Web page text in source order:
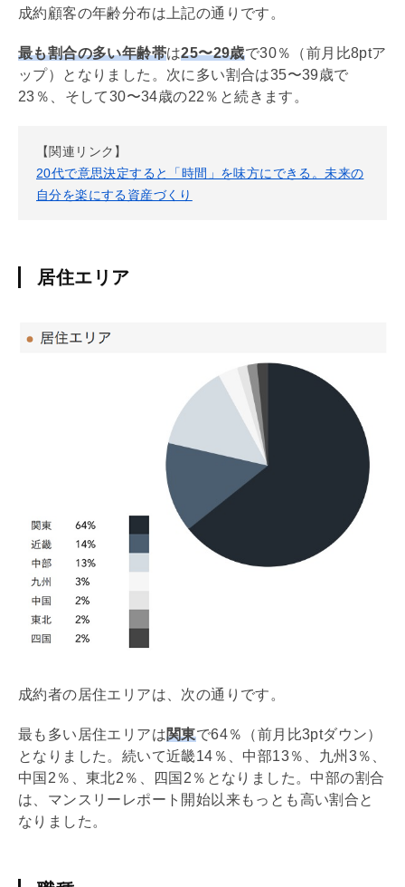
成約顧客の年齢分布は上記の通りです。
最も割合の多い年齢帯は25〜29歳で30％（前月比8ptア
ップ）となりました。次に多い割合は35〜39歳で
23％、そして30〜34歳の22％と続きます。
【関連リンク】
20代で意思決定すると「時間」を味方にできる。未来の
自分を楽にする資産づくり
居住エリア
成約者の居住エリアは、次の通りです。
最も多い居住エリアは関東で64％（前月比3ptダウン）
となりました。続いて近畿14％、中部13％、九州3％、
中国2％、東北2％、四国2％となりました。中部の割合
は、マンスリーレポート開始以来もっとも高い割合と
なりました。